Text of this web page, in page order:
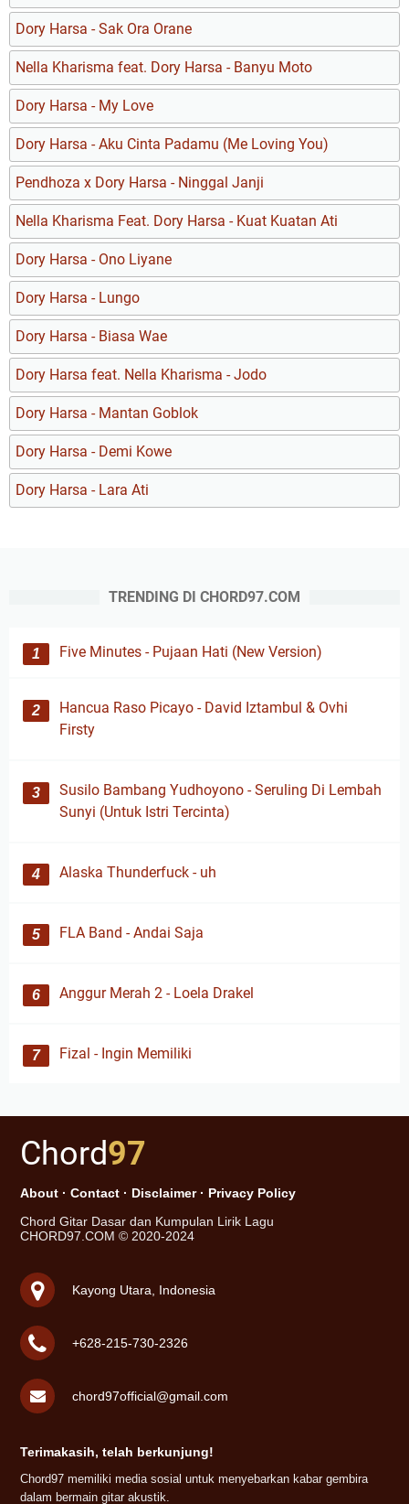
Dory Harsa - Sak Ora Orane
Nella Kharisma feat. Dory Harsa - Banyu Moto
Dory Harsa - My Love
Dory Harsa - Aku Cinta Padamu (Me Loving You)
Pendhoza x Dory Harsa - Ninggal Janji
Nella Kharisma Feat. Dory Harsa - Kuat Kuatan Ati
Dory Harsa - Ono Liyane
Dory Harsa - Lungo
Dory Harsa - Biasa Wae
Dory Harsa feat. Nella Kharisma - Jodo
Dory Harsa - Mantan Goblok
Dory Harsa - Demi Kowe
Dory Harsa - Lara Ati
TRENDING DI CHORD97.COM
Five Minutes - Pujaan Hati (New Version)
Hancua Raso Picayo - David Iztambul & Ovhi
Firsty
Susilo Bambang Yudhoyono - Seruling Di Lembah
Sunyi (Untuk Istri Tercinta)
Alaska Thunderfuck - uh
FLA Band - Andai Saja
Anggur Merah 2 - Loela Drakel
Fizal - Ingin Memiliki
Chord97
About · Contact · Disclaimer· Privacy Policy
Chord Gitar Dasar dan Kumpulan Lirik Lagu
CHORD97.COM © 2020-2024
Kayong Utara, Indonesia
+628-215-730-2326
chord97official@gmail.com
Terimakasih, telah berkunjung!
Chord97 memiliki media sosial untuk menyebarkan kabar gembira
dalam bermain gitar akustik.